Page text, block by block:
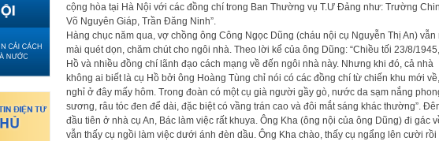
cộng hòa tại Hà Nội với các đồng chí trong Ban Thường vụ T.Ư Đảng như: Trường
Võ Nguyên Giáp, Trần Đăng Ninh”.
Hàng chục năm qua, vợ chồng ông Công Ngọc Dũng (cháu nội cụ Nguyễn Thị An) vẫn
mài quét dọn, chăm chút cho ngôi nhà. Theo lời kể của ông Dũng: “Chiều tối 23/8/
Hồ và nhiều đồng chí lãnh đạo cách mạng về đến ngôi nhà này. Nhưng khi đó, cả nhà
không ai biết là cụ Hồ bởi ông Hoàng Tùng chỉ nói có các đồng chí từ chiến khu mới về,
nghỉ ở đây mấy hôm. Trong đoàn có một cụ già người gầy gò, nước da sạm nắng
sương, râu tóc đen để dài, đặc biệt có vầng trán cao và đôi mắt sáng khác thường”.
đầu tiên ở nhà cụ An, Bác làm việc rất khuya. Ông Kha (ông nội của ông Dũng) đi gác
vẫn thấy cụ ngồi làm việc dưới ánh đèn dầu. Ông Kha chào, thấy cụ ngẩng lên cười rồi